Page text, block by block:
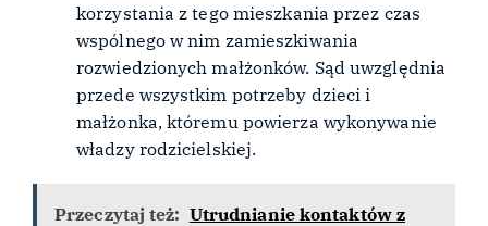
korzystania z tego mieszkania przez czas
wspólnego w nim zamieszkiwania
rozwiedzionych małżonków. Sąd uwzględnia
przede wszystkim potrzeby dzieci i
małżonka, któremu powierza wykonywanie
władzy rodzicielskiej.
Przeczytaj też: Utrudnianie kontaktów z